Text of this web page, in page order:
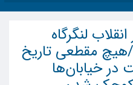
لنگرگاه
هیچ مقطعی تاریخ
در خیابان‌ها